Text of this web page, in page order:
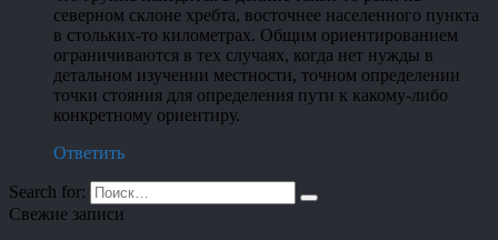
северном склоне хребта, восточнее населенного пункта
в стольких-то километрах. Общим ориентированием
ограничиваются в тех случаях, когда нет нужды в
детальном изучении местности, точном определении
точки стояния для определения пути к какому-либо
конкретному ориентиру.
Ответить
Search for:
Свежие записи